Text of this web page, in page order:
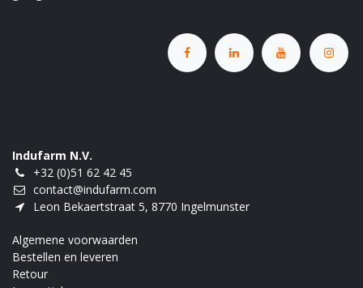
Indufarm N.V.
+32 (0)51 62 42 45
contact@indufarm.com
Leon Bekaertstraat 5, 8770 Ingelmunster
Algemene voorwaarden
Bestellen en leveren
Retour